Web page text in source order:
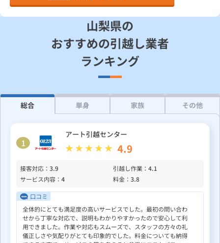
山梨県の
おすすめの引越し業者
ランキング
総合 単身 家族 その他
1
アート引越センター
4.9
接客対応： 3.9 引越し作業： 4.1
サービス内容： 4 料金： 3.8
口コミ
全体的にとても満足度の高いサービスでした。最初の問い合わ
せから丁寧な対応で、説明もわかりやすかったので安心して利
用できました。作業や対応もスムーズで、スタッフの方々の礼
儀正しさや気配りがとても印象的でした。料金についても納得